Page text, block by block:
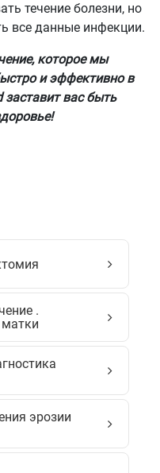
течение болезни, но
все данные инфекции.
которое мы
и эффективно в
заставит вас быть
.
эрозии